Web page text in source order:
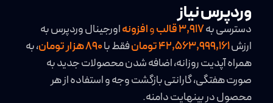
وردپرس نیاز
دسترسی به3,917قالبوافزونهاورجینال وردپرس به
ارزش42,563,999,161 تومان فقط با
، به
همراه آپدیت روزانه، اضافه شدن محصولات جدید به
صورت هفتگی، گارانتی بازگشت وجه و استفاده از هر
محصول در بینهایت دامنه.